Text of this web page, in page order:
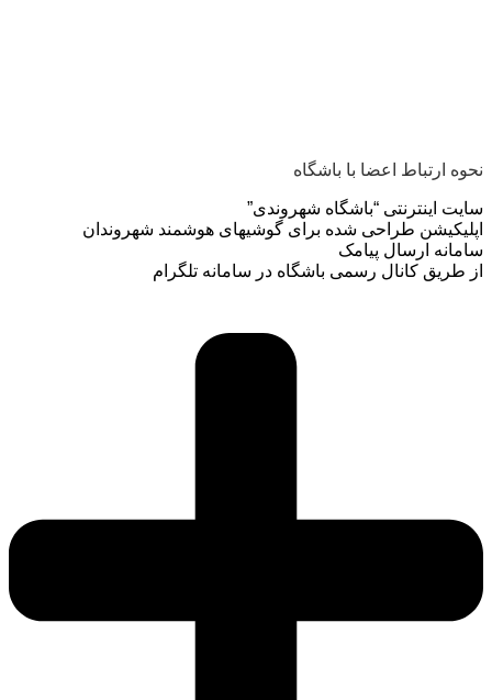
نحوه ارتباط اعضا با باشگاه
سایت اینترنتی “باشگاه شهروندی”
اپلیکیشن طراحی شده برای گوشیهای هوشمند شهروندان
سامانه ارسال پیامک
از طریق کانال رسمی باشگاه در سامانه تلگرام